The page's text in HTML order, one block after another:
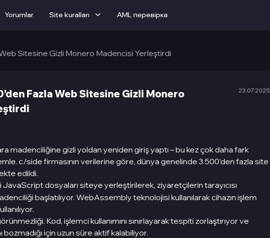
Yorumlar Site kuralları AML перевірка
Sitesine Gizli Monero Madencisi Yerleştirdi
Fazla Web Sitesine Gizli Monero
23.07.2025
madenciliğine gizli yoldan yeniden giriş yaptı – bu kez çok daha fark
c/side firmasının verilerine göre, dünya genelinde 3.500’den fazla site
edildi.
JavaScript dosyaları siteye yerleştirilerek, ziyaretçilerin tarayıcısı
başlatılıyor. WebAssembly teknolojisi kullanılarak cihazın işlem
Kod, işlemci kullanımını sınırlayarak tespiti zorlaştırıyor ve
için uzun süre aktif kalabiliyor.